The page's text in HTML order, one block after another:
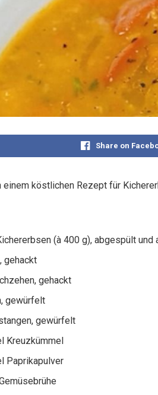
Share on
einem köstlichen Rezept für
(à 400 g), abgespült und
gehackt
gehackt
gewürfelt
gewürfelt
Kreuzkümmel
Paprikapulver